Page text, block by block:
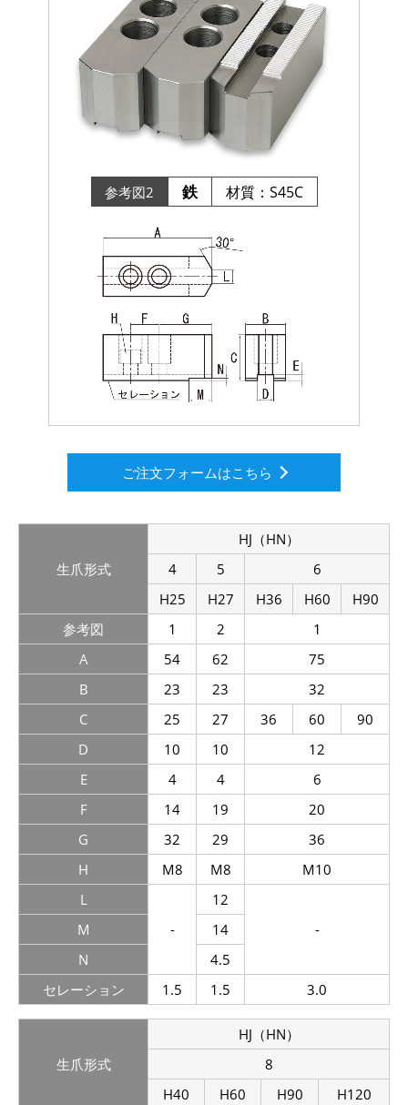
参考図2 鉄 材質：S45C
ご注文フォームはこちら
生爪形式
HJ（HN）
4
5
6
H25
H27 H36 H60
H90
参考図
1 2
1
A
54 62
75
B
23 23
32
C
25 27 36 60
90
D
10 10
12
E
4 4
6
F
14 19
20
G
32 29
36
H
M8 M8
M10
L
-
12
-
M
14
N
4.5
セレーション
1.5 1.5 3.0
生爪形式
HJ（HN）
8
H40
H60 H90 H120